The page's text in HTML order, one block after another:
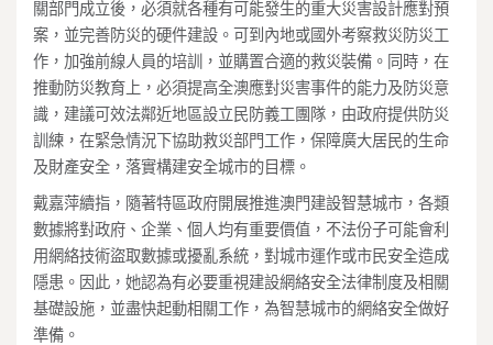
關部門成立後，必須就各種有可能發生的重大災害設計應對預
案，並完善防災的硬件建設。可到內地或國外考察救災防災工
作，加強前線人員的培訓，並購置合適的救災裝備。同時，在
推動防災教育上，必須提高全澳應對災害事件的能力及防災意
識，建議可效法鄰近地區設立民防義工團隊，由政府提供防災
訓練，在緊急情況下協助救災部門工作，保障廣大居民的生命
及財產安全，落實構建安全城市的目標。
戴嘉萍續指，隨著特區政府開展推進澳門建設智慧城市，各類
數據將對政府、企業、個人均有重要價值，不法份子可能會利
用網絡技術盜取數據或擾亂系統，對城市運作或市民安全造成
隱患。因此，她認為有必要重視建設網絡安全法律制度及相關
基礎設施，並盡快起動相關工作，為智慧城市的網絡安全做好
準備。